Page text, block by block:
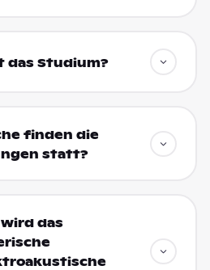
das Studium?
finden die
statt?
das